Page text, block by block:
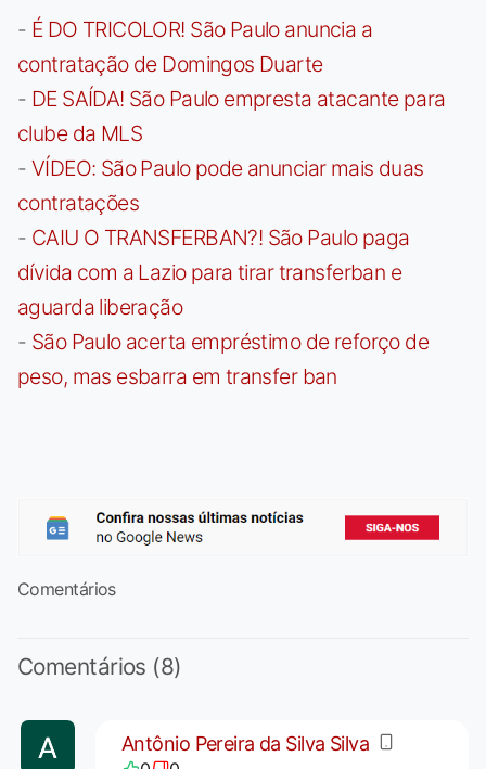
- É DO TRICOLOR! São Paulo anuncia a
contratação de Domingos Duarte
- DE SAÍDA! São Paulo empresta atacante para
clube da MLS
- VÍDEO: São Paulo pode anunciar mais duas
contratações
- CAIU O TRANSFERBAN?! São Paulo paga
dívida com a Lazio para tirar transferban e
aguarda liberação
- São Paulo acerta empréstimo de reforço de
peso, mas esbarra em transfer ban
Comentários
Comentários (8)
Antônio Pereira da Silva Silva